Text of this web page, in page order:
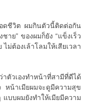
ดชีวิต ผมกินตัวนี้ติดต่อกัน
ย” ของผมก็ยัง “แข็งเร็ว
ม่ต้องเล้าโลมให้เสียเวลา
ตัวเองทำหน้าที่สามีที่ดีได้
หน้าเมียผมจะดูมีความสุข
บบผมยังทำให้เมียมีความ